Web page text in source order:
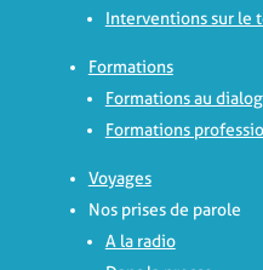
Interventions sur le
Formations
Formations au
Formations
Voyages
Nos prises de parole
A la radio